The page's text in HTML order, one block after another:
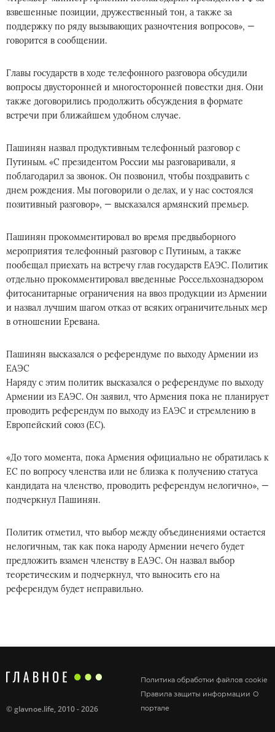
взвешенные позиции, дружественный тон, а также за
поддержку по ряду вызывающих разночтения вопросов», —
говорится в сообщении.
Главы государств в ходе телефонного разговора обсудили
вопросы двусторонней и многосторонней повестки дня. Они
также договорились продолжить обсуждения в формате
встречи при ближайшем удобном случае.
Пашинян назвал продуктивным телефонный разговор с
Путиным. «С президентом России мы разговаривали, я
поблагодарил за звонок. Он позвонил, чтобы поздравить с
днем рождения. Мы поговорили о делах, и у нас состоялся
позитивный разговор», — высказался армянский премьер.
Пашинян прокомментировал во время предвыборного
мероприятия телефонный разговор с Путиным, а также
пообещал приехать на встречу глав государств ЕАЭС. Политик
отдельно прокомментировал введенные Россельхознадзором
фитосанитарные ограничения на ввоз продукции из Армении
и назвал лучшим шагом отказ от всяких ограничительных мер
в отношении Еревана.
Пашинян высказался о референдуме по выходу Армении из
ЕАЭС
Наряду с этим политик высказался о референдуме по выходу
Армении из ЕАЭС. Он заявил, что Армения пока не планирует
проводить референдум по выходу из ЕАЭС и стремлению в
Европейский союз (ЕС).
«До того момента, пока Армения официально не обратилась к
ЕС по вопросу членства или не близка к получению статуса
кандидата на членство, проводить референдум нелогично», —
подчеркнул Пашинян.
Политик отметил, что выбор между объединениями остается
нелогичным, так как пока народу Армении нечего будет
предложить взамен членству в ЕАЭС. Он назвал выбор
теоретическим и подчеркнул, что выносить его на
референдум будет неправильно.
Политика обработки файлов cookie
Правила защиты информации О
портале
©glavnoe.life, 2010 - 2026